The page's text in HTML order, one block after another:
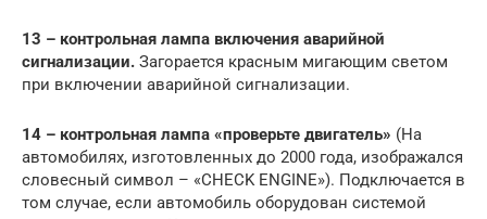
13 – контрольная лампа включения аварийной
сигнализации. Загорается красным мигающим светом
при включении аварийной сигнализации.
14 – контрольная лампа «проверьте двигатель» (На
автомобилях, изготовленных до 2000 года, изображался
словесный символ – «CHECK ENGINE»). Подключается в
том случае, если автомобиль оборудован системой